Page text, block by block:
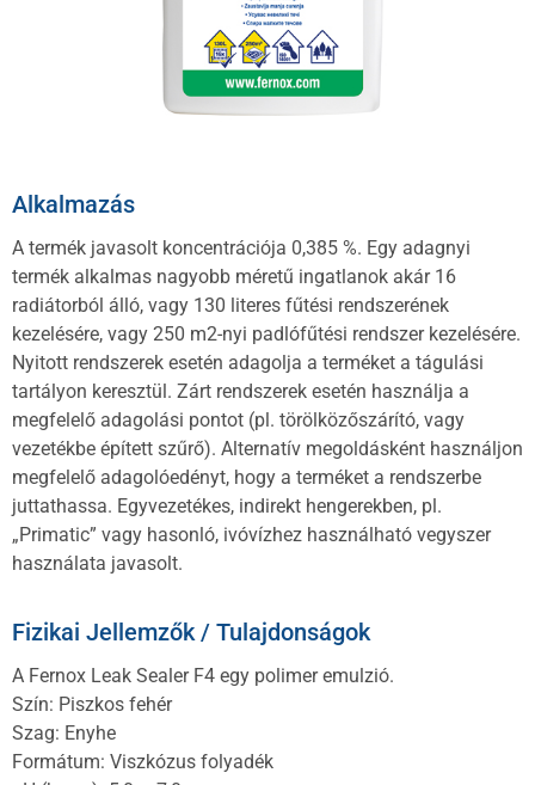
Alkalmazás
A termék javasolt koncentrációja 0,385 %. Egy adagnyi
termék alkalmas nagyobb méretű ingatlanok akár 16
radiátorból álló, vagy 130 literes fűtési rendszerének
kezelésére, vagy 250 m2-nyi padlófűtési rendszer kezelésére.
Nyitott rendszerek esetén adagolja a terméket a tágulási
tartályon keresztül. Zárt rendszerek esetén használja a
megfelelő adagolási pontot (pl. törölközőszárító, vagy
vezetékbe épített szűrő). Alternatív megoldásként használjon
megfelelő adagolóedényt, hogy a terméket a rendszerbe
juttathassa. Egyvezetékes, indirekt hengerekben, pl.
„Primatic” vagy hasonló, ivóvízhez használható vegyszer
használata javasolt.
Fizikai Jellemzők / Tulajdonságok
A Fernox Leak Sealer F4 egy polimer emulzió.
Szín: Piszkos fehér
Szag: Enyhe
Formátum: Viszkózus folyadék